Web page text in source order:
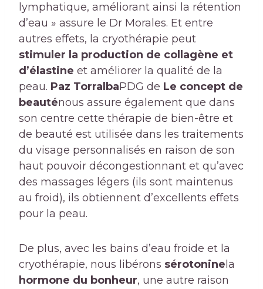
lymphatique, améliorant ainsi la rétention
d’eau » assure le Dr Morales. Et entre
autres effets, la cryothérapie peut
stimuler la production de collagène et
d’élastine et améliorer la qualité de la
peau. Paz TorralbaPDG de Le concept de
beauténous assure également que dans
son centre cette thérapie de bien-être et
de beauté est utilisée dans les traitements
du visage personnalisés en raison de son
haut pouvoir décongestionnant et qu’avec
des massages légers (ils sont maintenus
au froid), ils obtiennent d’excellents effets
pour la peau.
De plus, avec les bains d’eau froide et la
cryothérapie, nous libérons sérotonine la
hormone du bonheur, une autre raison